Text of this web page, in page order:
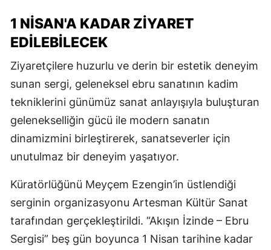
1 NİSAN'A KADAR ZİYARET
EDİLEBİLECEK
Ziyaretçilere huzurlu ve derin bir estetik deneyim
sunan sergi, geleneksel ebru sanatının kadim
tekniklerini günümüz sanat anlayışıyla buluşturan
gelenekselliğin gücü ile modern sanatın
dinamizmini birleştirerek, sanatseverler için
unutulmaz bir deneyim yaşatıyor.
Küratörlüğünü Meyçem Ezengin’in üstlendiği
serginin organizasyonu Artesman Kültür Sanat
tarafından gerçekleştirildi. “Akışın İzinde – Ebru
Sergisi” beş gün boyunca 1 Nisan tarihine kadar